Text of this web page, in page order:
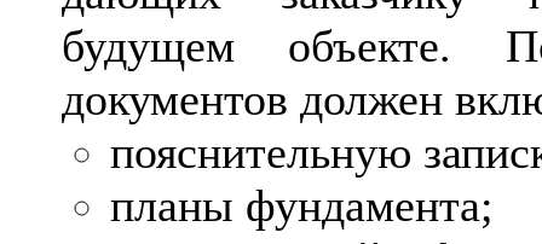
будущем объекте.
документов должен
пояснительную
планы фундамента;